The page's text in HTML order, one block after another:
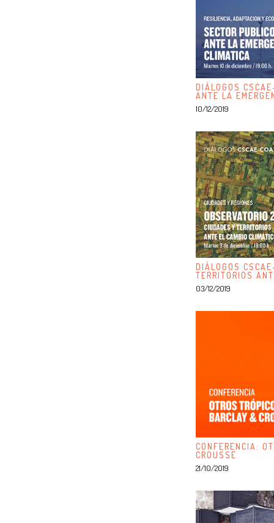
DIÁLOGOS
ANTE LA
10/12/2019
DIÁLOGOS
TERRITORIOS
03/12/2019
CONFERENCIA:
CROUSSE
21/10/2019